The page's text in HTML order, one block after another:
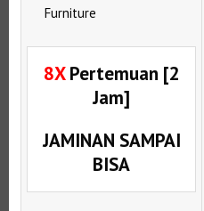
Furniture
8XPertemuan [2
Jam]
JAMINAN SAMPAI
BISA